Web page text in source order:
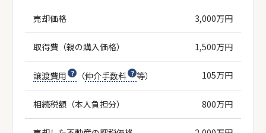
売却価格 3,000万円
取得費（親の購入価格） 1,500万円
譲渡費用 （仲介手数料 等） 105万円
相続税額（本人負担分） 800万円